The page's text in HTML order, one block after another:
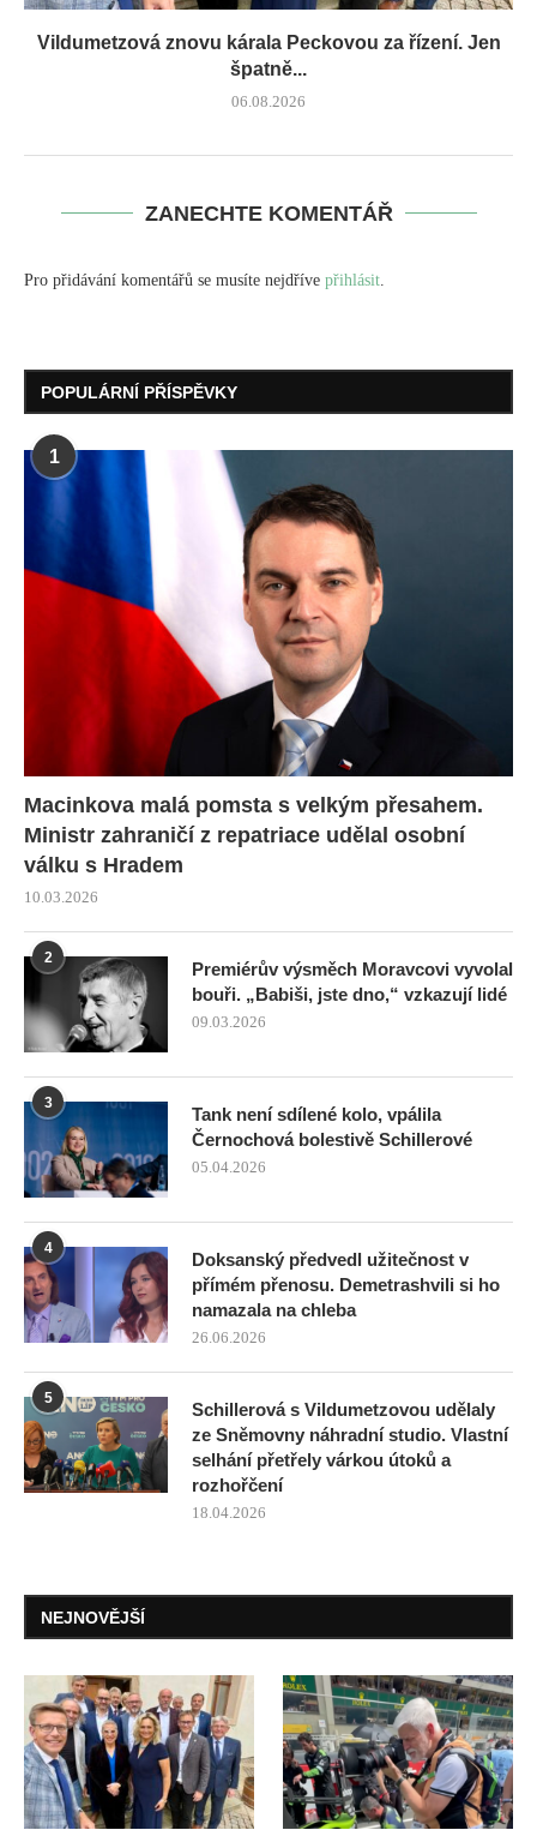
Vildumetzová znovu ká­rala Peckovou za řízení. Jen
špatně...
06.08.2026
ZANECHTE KOMENTÁŘ
Pro přidávání komentářů se musíte nejdříve přihlásit.
POPULÁRNÍ PŘÍSPĚVKY
1
Macinkova malá pomsta s velkým přesahem.
Ministr zahraničí z repatriace udělal osobní
válku s Hradem
10.03.2026
2
Premiérův výsměch Moravcovi vyvolal
bouři. „Babiši, jste dno,“ vzkazují lidé
09.03.2026
3
Tank není sdílené kolo, vpálila
Černochová bolestivě Schillerové
05.04.2026
4
Doksanský předvedl užitečnost v
přímém přenosu. Demetrashvili si ho
namazala na chleba
26.06.2026
5
Schillerová s Vildumetzovou udělaly
ze Sněmovny náhradní studio. Vlastní
selhání přetřely várkou útoků a
rozhořčení
18.04.2026
NEJNOVĚJŠÍ